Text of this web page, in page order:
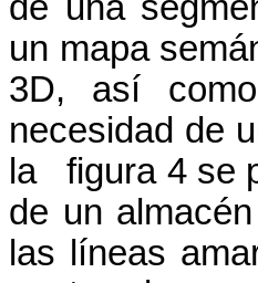
un mapa
3D, así
necesidad de
la figura 4 se
de un
las líneas